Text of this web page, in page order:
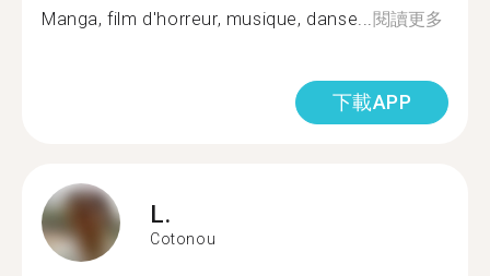
Manga, film d'horreur, musique, danse... 閱讀更多
下載APP
L.
Cotonou